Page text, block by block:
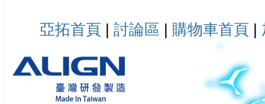
亞拓首頁 | 討論區 | 購物車首頁 |